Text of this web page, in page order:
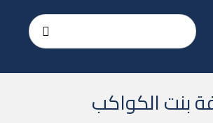
بنت الكواكب